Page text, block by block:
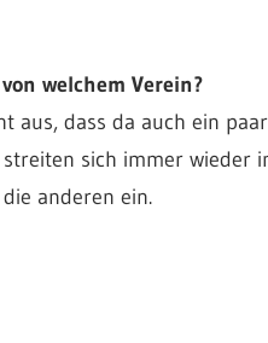
welchem Verein?
aus, dass da auch ein
sich immer wieder
anderen ein.